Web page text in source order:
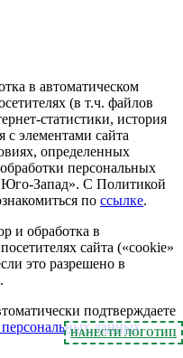
НАНЕСТИ ЛОГОТИП
в автоматическом
(в т.ч. файлов
статистики, история
с элементами сайта
определенных
персональных
Запад». С Политикой
по ссылке.
и обработка в
сайта («cookie»
это разрешено в
подтверждаете
персональных данных.